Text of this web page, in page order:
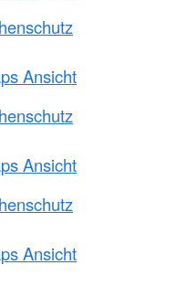
Ansicht
Ansicht
Ansicht